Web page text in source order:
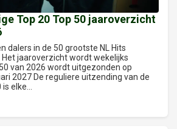
Top 20 Top 50 jaaroverzicht
dalers in de 50 grootste NL Hits
jaaroverzicht wordt wekelijks
van 2026 wordt uitgezonden op
2027 De reguliere uitzending van de
elke...